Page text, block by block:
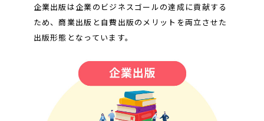
企業出版は企業のビジネスゴールの達成に貢献する
ため、商業出版と自費出版のメリットを両立させた
出版形態となっています。